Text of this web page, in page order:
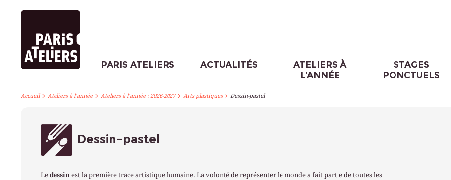
PARIS ATELIERS ACTUALITÉS
ATELIERS À
L’ANNÉE
STAGES
PONCTUELS
Accueil> Ateliers à l’année> Ateliers à l’année : 2026-2027> Arts plastiques> Dessin-pastel
Dessin-pastel
Le dessin est la première trace artistique humaine. La volonté de représenter le monde a fait partie de toutes les